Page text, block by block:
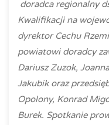
doradca regionalny
Kwalifikacji na
dyrektor Cechu
powiatowi doradcy
Dariusz Zuzok,
Jakubik oraz
Opolony, Konrad
Burek. Spotkanie